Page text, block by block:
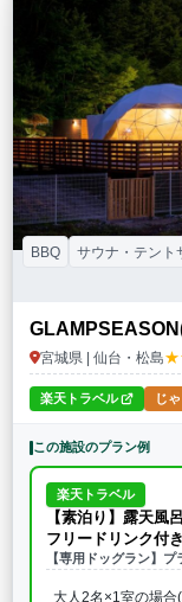
宮城県 | 仙台・松島
BBQ サウナ・テント
楽天トラベル じ
この施設のプラン例
楽天トラベル
【素泊り】露天風
フリードリンク付き
【専用ドッグラン】
大人2名×1室の場合